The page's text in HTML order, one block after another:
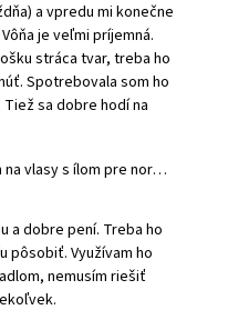
a vpredu mi konečne
je veľmi príjemná.
stráca tvar, treba ho
Spotrebovala som ho
sa dobre hodí na
Vis Olivae Tuhý šampón na vlasy s ílom pre normálne a suché vlasy
z 5 hviezdičiek.
a dobre pení. Treba ho
pôsobiť. Využívam ho
nemusím riešiť